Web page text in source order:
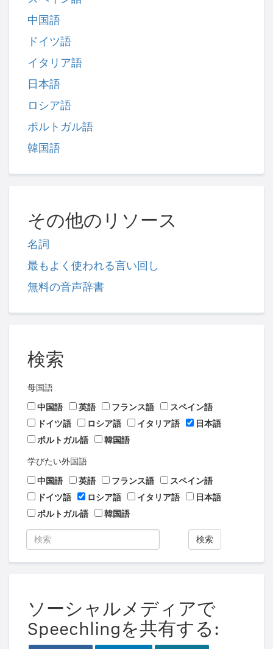
中国語
ドイツ語
イタリア語
日本語
ロシア語
ポルトガル語
韓国語
その他のリソース
名詞
最もよく使われる言い回し
無料の音声辞書
検索
母国語
中国語
英語 フランス語
スペイン語
ドイツ語
ロシア語 イタリア語
日本語
ポルトガル語
韓国語
学びたい外国語
中国語
英語 フランス語
スペイン語
ドイツ語
ロシア語 イタリア語
日本語
ポルトガル語
韓国語
検索
ソーシャルメディアで
Speechlingを共有する: